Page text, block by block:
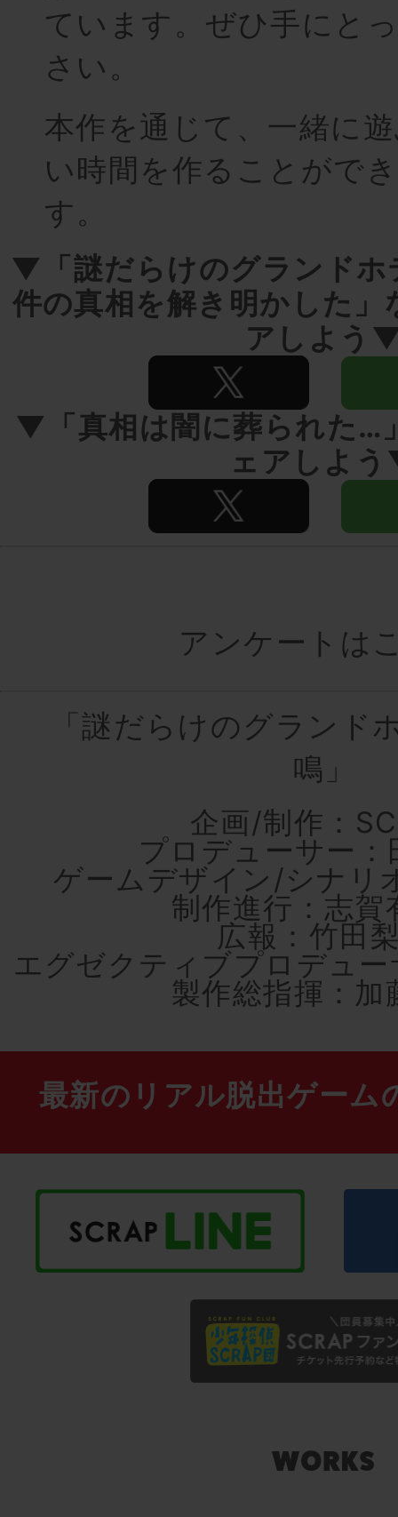
ています。ぜひ手にと
さい。
本作を通じて、一緒に
い時間を作ることがで
す。
▼「謎だらけのグランドホ
件の真相を解き明かした
アしよう
▼「真相は闇に葬られた…
ェアしよ
アンケートは
「謎だらけのグランド
鳴」
企画/制作：
プロデューサー：
ゲームデザイン/シナリ
制作進行：志賀
広報：竹田
エグゼクティブプロデュ
製作総指揮：加
最新のリアル脱出ゲーム